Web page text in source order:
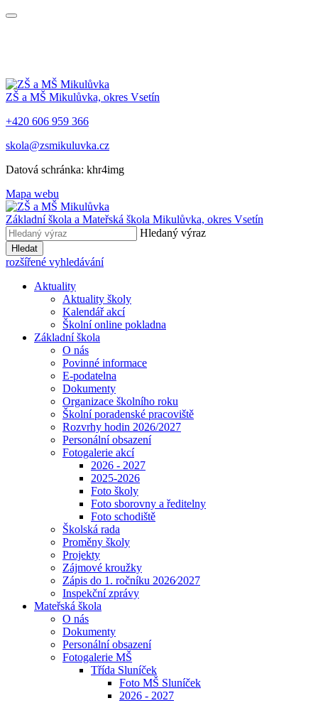
ZŠ a MŠ Mikulůvka, okres Vsetín
+420 606 959 366
skola@zsmikuluvka.cz
Datová schránka: khr4img
Mapa webu
Základní škola a Mateřská škola Mikulůvka, okres Vsetín
Hledaný výraz
Hledat
rozšířené vyhledávání
Aktuality
Aktuality školy
Kalendář akcí
Školní online pokladna
Základní škola
O nás
Povinné informace
E-podatelna
Dokumenty
Organizace školního roku
Školní poradenské pracoviště
Rozvrhy hodin 2026/2027
Personální obsazení
Fotogalerie akcí
2026 - 2027
2025-2026
Foto školy
Foto sborovny a ředitelny
Foto schodiště
Školská rada
Proměny školy
Projekty
Zájmové kroužky
Zápis do 1. ročníku 2026⁄2027
Inspekční zprávy
Mateřská škola
O nás
Dokumenty
Personální obsazení
Fotogalerie MŠ
Třída Sluníček
Foto MŠ Sluníček
2026 - 2027